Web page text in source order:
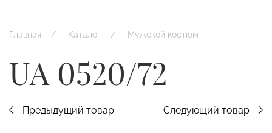
Главная Каталог Мужской костюм
UA 0520/72
Предыдущий товар Следующий товар